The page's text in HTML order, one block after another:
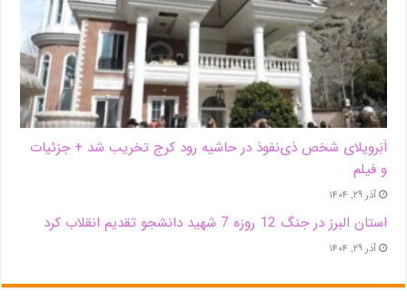
اَبَر‌ویلای شخص ذی‌نفوذ در حاشیه‌ رود کرج تخریب شد + جزئیات
و فیلم
آذر ۲۹, ۱۴۰۴
استان البرز در جنگ 12 روزه 7 شهید دانشجو تقدیم انقلاب کرد
آذر ۲۹, ۱۴۰۴